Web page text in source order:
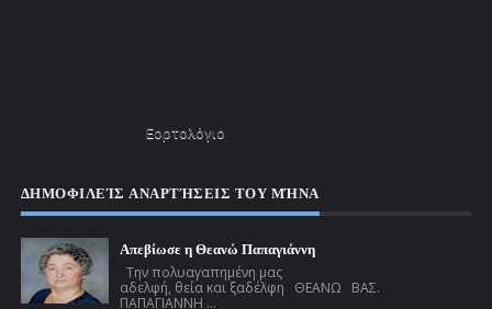
Εορτολόγιο
ΔΗΜΟΦΙΛΕΊΣ ΑΝΑΡΤΉΣΕΙΣ ΤΟΥ ΜΉΝΑ
Απεβίωσε η Θεανώ Παπαγιάννη
Την πολυαγαπημένη μας
αδελφή, θεία και ξαδέλφη ΘΕΑΝΩ ΒΑΣ.
ΠΑΠΑΓΙΑΝΝΗ ...